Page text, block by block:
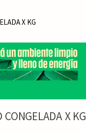
X KG
X KG